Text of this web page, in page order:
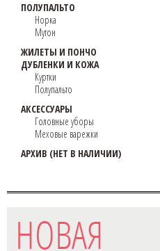
ПОЛУПАЛЬТО
Норка
Мутон
ЖИЛЕТЫ И ПОНЧО
ДУБЛЕНКИ И КОЖА
Куртки
Полупальто
АКСЕССУАРЫ
Головные уборы
Меховые варежки
АРХИВ (НЕТ В НАЛИЧИИ)